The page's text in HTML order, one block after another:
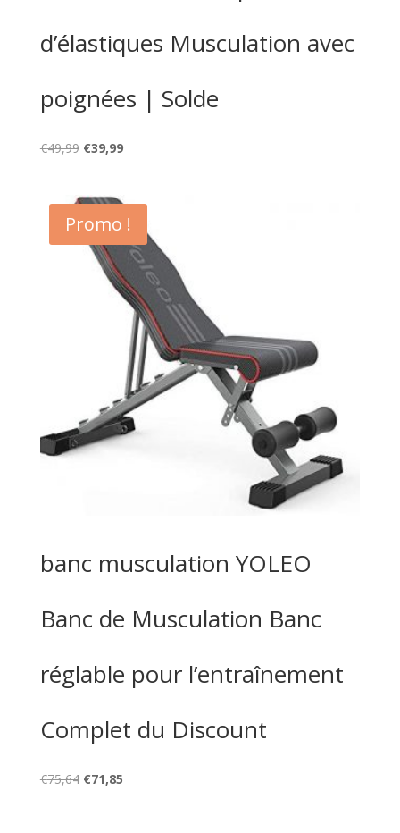
d’élastiques Musculation avec
poignées | Solde
€49,99 Le
était :
€49,99.
€39,99Le
est :
€39,99.
Promo !
banc musculation YOLEO
Banc de Musculation Banc
réglable pour l’entraînement
Complet du Discount
€75,64 Le
€71,85Le